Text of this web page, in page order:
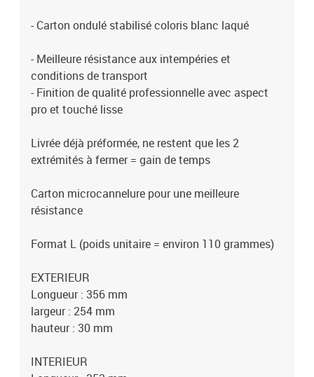
- Carton ondulé stabilisé coloris blanc laqué
- Meilleure résistance aux intempéries et
conditions de transport
- Finition de qualité professionnelle avec aspect
pro et touché lisse
Livrée déjà préformée, ne restent que les 2
extrémités à fermer = gain de temps
Carton microcannelure pour une meilleure
résistance
Format L (poids unitaire = environ 110 grammes)
EXTERIEUR
Longueur : 356 mm
largeur : 254 mm
hauteur : 30 mm
INTERIEUR